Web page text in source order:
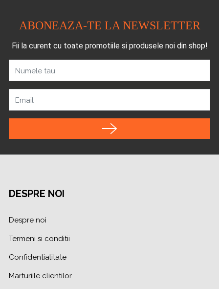
ABONEAZA-TE LA NEWSLETTER
Fii la curent cu toate promotiile si produsele noi din shop!
Numele tau
Email
DESPRE NOI
Despre noi
Termeni si conditii
Confidentialitate
Marturiile clientilor